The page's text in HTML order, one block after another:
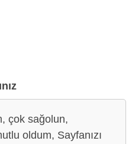
çok sağolun,
oldum, Sayfanızı